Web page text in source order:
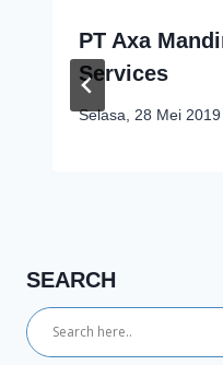
PT Axa
Services
Selasa, 28 Mei 2019
SEARCH